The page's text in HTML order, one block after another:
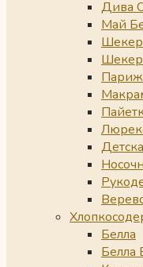
Дива
Май
Париж
Белла
Белла